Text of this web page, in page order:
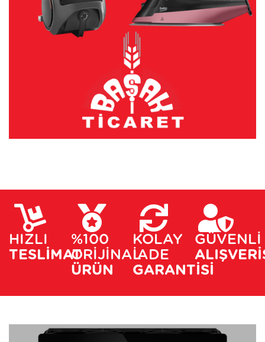
HIZLI
TESLİMAT
%100
ORİJİNAL
ÜRÜN
KOLAY
İADE
GARANTİSİ
GÜVENLİ